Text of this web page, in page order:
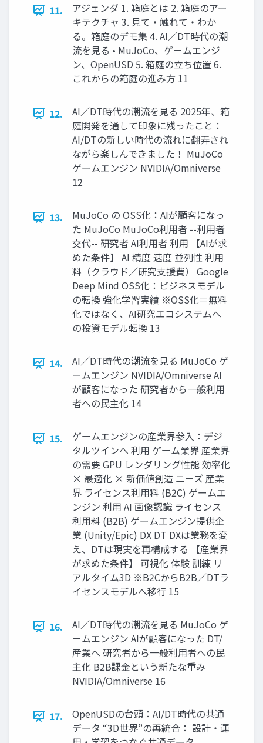
11.
アジェンダ 1. 箱庭とは 2. 箱庭のアー
キテクチャ 3. 見て・触れて・わか
る。箱庭のデモ集 4. AI／DT時代の潮
流を見る • MuJoCo、ゲームエンジ
ン、OpenUSD 5. 箱庭の立ち位置 6.
これからの箱庭の進み方 11
12.
AI／DT時代の潮流を見る 2025年、箱
庭開発を通して印象に残ったこと：
AI/DTの新しい時代の流れに翻弄され
ながら楽しんできました！ MuJoCo
ゲームエンジン NVIDIA/Omniverse
12
13.
MuJoCo の OSS化：AIが顧客になっ
た MuJoCo MuJoCo利用者 --利用者
交代-- 研究者 AI利用者 利用 【AIが求
めた条件】 AI 精度 速度 並列性 利用
料（クラウド／研究支援費） Google
Deep Mind OSS化：ビジネスモデル
の転換 強化学習実績 ※OSS化＝無料
化ではなく、AI研究エコシステムへ
の投資モデル転換 13
14.
AI／DT時代の潮流を見る MuJoCo ゲ
ームエンジン NVIDIA/Omniverse AI
が顧客になった 研究者から一般利用
者への民主化 14
15.
ゲームエンジンの産業界参入：デジ
タルツインへ 利用 ゲーム業界 産業界
の需要 GPU レンダリング性能 効率化
× 最適化 × 新価値創造 ニーズ 産業
界 ライセンス利用料 (B2C) ゲームエ
ンジン 利用 AI 画像認識 ライセンス
利用料 (B2B) ゲームエンジン提供企
業 (Unity/Epic) DX DT DXは業務を変
え、DTは現実を再構成する 【産業界
が求めた条件】 可視化 体験 訓練 リ
アルタイム3D ※B2CからB2B／DTラ
イセンスモデルへ移行 15
16.
AI／DT時代の潮流を見る MuJoCo ゲ
ームエンジン AIが顧客になった DT/
産業へ 研究者から一般利用者への民
主化 B2B課金という新たな重み
NVIDIA/Omniverse 16
17.
OpenUSDの台頭：AI/DT時代の共通
データ “3D世界”の再統合： 設計・運